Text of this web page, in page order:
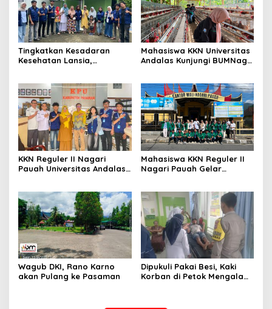
Tingkatkan Kesadaran
Kesehatan Lansia,
Edukasi Bahaya Hipertensi
di Nagari Pauah
Mahasiswa KKN Universitas
Andalas Kunjungi BUMNag
Mewujudkan Ketahanan
Pangan Berkelanjutan
KKN Reguler II Nagari
Pauah Universitas Andalas
Persiapan Sosialisasi
Pendidikan Pemilih di SMA
Negeri 1 Lubuk Sikaping
Mahasiswa KKN Reguler II
Nagari Pauah Gelar
Sampah
Wagub DKI, Rano Karno
akan Pulang ke Pasaman
Dipukuli Pakai Besi, Kaki
Korban di Petok Mengalami